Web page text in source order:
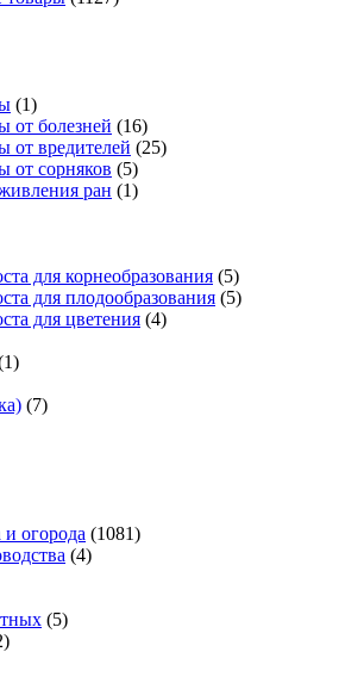
(1)
от болезней (16)
от вредителей (25)
от сорняков (5)
ран (1)
для корнеобразования (5)
для плодообразования (5)
для цветения (4)
(7)
и огорода (1081)
(4)
(5)